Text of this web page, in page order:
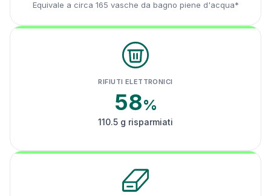
Equivale a circa 165 vasche da bagno piene d'acqua*
RIFIUTI ELETTRONICI
58%
110.5 g risparmiati